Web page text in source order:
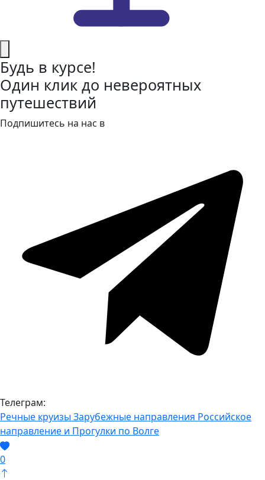
Будь в курсе!
Один клик до невероятных
путешествий
Подпишитесь на нас в
Телеграм:
Речные круизы Зарубежные направления Российское
направление и Прогулки по Волге
0